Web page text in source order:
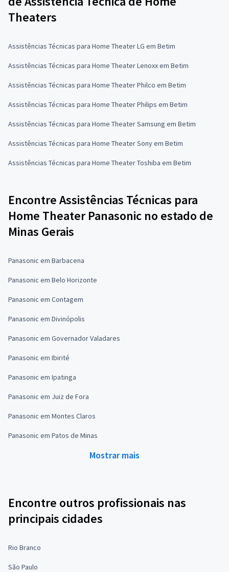
Theaters
Assistências Técnicas para Home Theater LG em Betim
Assistências Técnicas para Home Theater Lenoxx em Betim
Assistências Técnicas para Home Theater Philco em Betim
Assistências Técnicas para Home Theater Philips em Betim
Assistências Técnicas para Home Theater Samsung em Betim
Assistências Técnicas para Home Theater Sony em Betim
Assistências Técnicas para Home Theater Toshiba em Betim
Encontre Assistências Técnicas para
Home Theater Panasonic no estado de
Minas Gerais
Panasonic em Barbacena
Panasonic em Belo Horizonte
Panasonic em Contagem
Panasonic em Divinópolis
Panasonic em Governador Valadares
Panasonic em Ibirité
Panasonic em Ipatinga
Panasonic em Juiz de Fora
Panasonic em Montes Claros
Panasonic em Patos de Minas
Mostrar mais
Encontre outros profissionais nas
principais cidades
Rio Branco
São Paulo